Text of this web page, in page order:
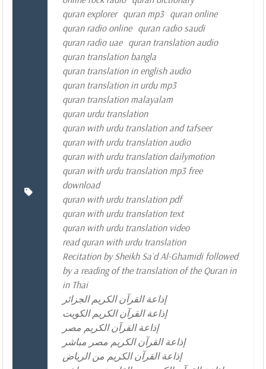
quran explorer quran mp3 quran online
quran radio online quran radio saudi
quran radio uae quran translation audio
quran translation bangla
quran translation in english audio
quran translation in urdu mp3
quran translation malayalam
quran urdu translation
quran with urdu translation and tafseer
quran with urdu translation audio
quran with urdu translation dailymotion
quran with urdu translation mp3 free
download
quran with urdu translation pdf
quran with urdu translation text
quran with urdu translation video
read quran with urdu translation
Recitation by Sheikh Sa`d Al-Ghamidi followed
by a reading of the translation of the Quran in
in Thai
إذاعة القرآن الكريم الجزائر
إذاعة القرآن الكريم الكويت
إذاعة القرآن الكريم مصر
إذاعة القرآن الكريم مصر مباشر
إذاعة القرآن الكريم من الرياض